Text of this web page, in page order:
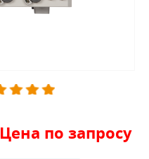
Цена по запросу